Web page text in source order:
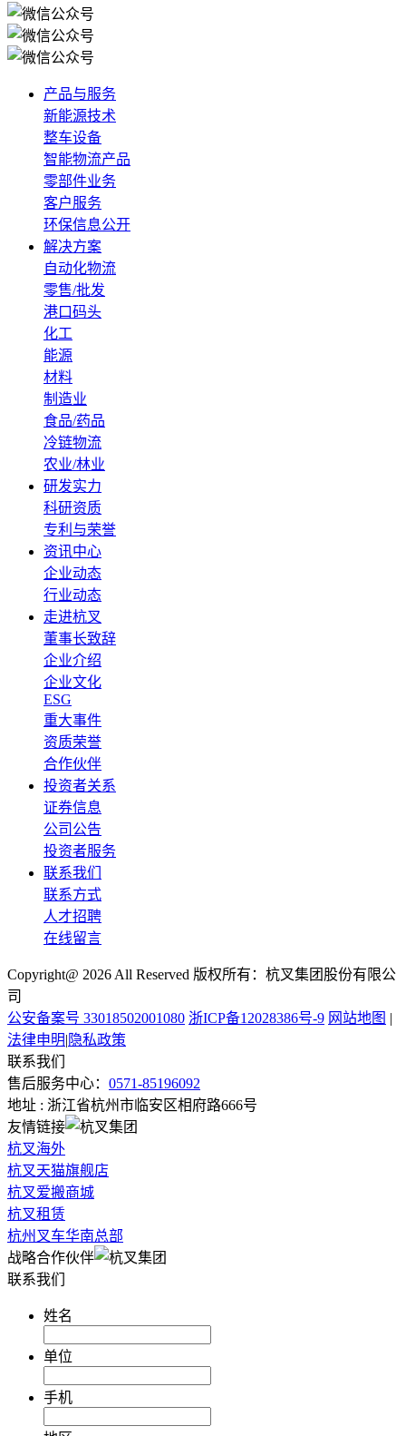
产品与服务
新能源技术
整车设备
智能物流产品
零部件业务
客户服务
环保信息公开
解决方案
自动化物流
零售/批发
港口码头
化工
能源
材料
制造业
食品/药品
冷链物流
农业/林业
研发实力
科研资质
专利与荣誉
资讯中心
企业动态
行业动态
走进杭叉
董事长致辞
企业介绍
企业文化
ESG
重大事件
资质荣誉
合作伙伴
投资者关系
证券信息
公司公告
投资者服务
联系我们
联系方式
人才招聘
在线留言
Copyright@ 2026 All Reserved 版权所有：杭叉集团股份有限公
司
公安备案号 33018502001080 浙ICP备12028386号-9 网站地图 |
法律申明| 隐私政策
联系我们
售后服务中心： 0571-85196092
地址 : 浙江省杭州市临安区相府路666号
友情链接
杭叉海外
杭叉天猫旗舰店
杭叉爱搬商城
杭叉租赁
杭州叉车华南总部
战略合作伙伴
联系我们
姓名
单位
手机